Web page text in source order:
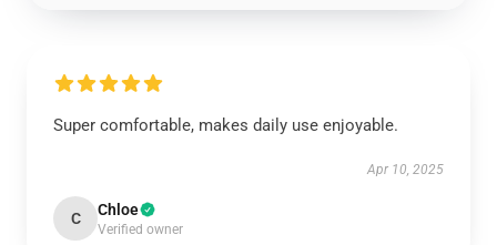
Super comfortable, makes daily use enjoyable.
Apr 10, 2025
C Chloe
Verified owner